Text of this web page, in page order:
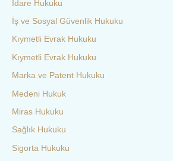
İdare Hukuku
İş ve Sosyal Güvenlik Hukuku
Kıymetli Evrak Hukuku
Kıymetli Evrak Hukuku
Marka ve Patent Hukuku
Medeni Hukuk
Miras Hukuku
Sağlık Hukuku
Sigorta Hukuku